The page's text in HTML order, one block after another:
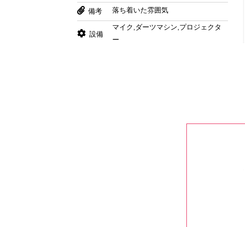
備考 落ち着いた雰囲気
設備
マイク,ダーツマシン,プロジェクタ
ー